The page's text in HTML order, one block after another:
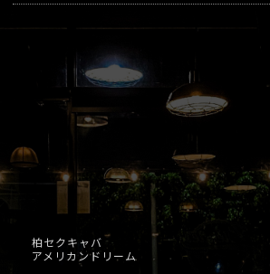
柏セクキャバ
アメリカンドリーム